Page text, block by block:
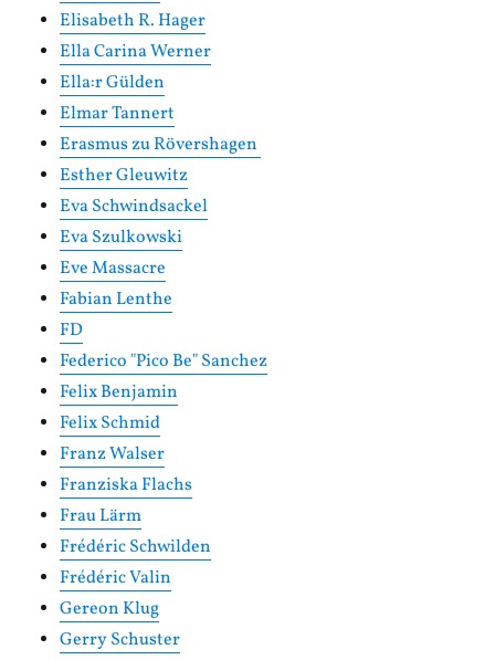
Elisabeth R. Hager
Ella Carina Werner
Ella:r Gülden
Elmar Tannert
Erasmus zu Rövershagen
Esther Gleuwitz
Eva Schwindsackel
Eva Szulkowski
Eve Massacre
Fabian Lenthe
FD
Federico "Pico Be" Sanchez
Felix Benjamin
Felix Schmid
Franz Walser
Franziska Flachs
Frau Lärm
Frédéric Schwilden
Frédéric Valin
Gereon Klug
Gerry Schuster